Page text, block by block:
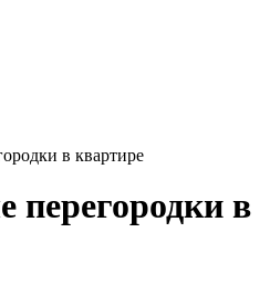
в квартире
перегородки в